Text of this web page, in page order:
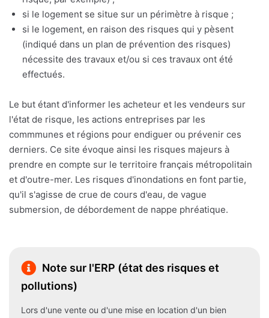
si le logement se situe sur un périmètre à risque ;
si le logement, en raison des risques qui y pèsent
(indiqué dans un plan de prévention des risques)
nécessite des travaux et/ou si ces travaux ont été
effectués.
Le but étant d'informer les acheteur et les vendeurs sur
l'état de risque, les actions entreprises par les
commmunes et régions pour endiguer ou prévenir ces
derniers. Ce site évoque ainsi les risques majeurs à
prendre en compte sur le territoire français métropolitain
et d'outre-mer. Les risques d'inondations en font partie,
qu'il s'agisse de crue de cours d'eau, de vague
submersion, de débordement de nappe phréatique.
Note sur l'ERP (état des risques et
pollutions)
Lors d'une vente ou d'une mise en location d'un bien